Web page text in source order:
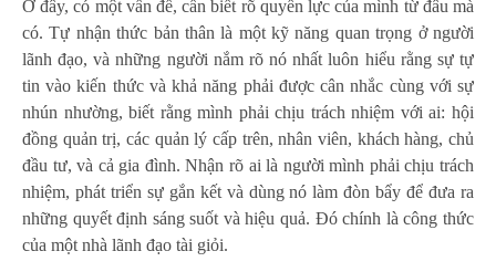
Ở đây, có một vấn đề, cần biết rõ quyền lực của mình từ đâu mà
có. Tự nhận thức bản thân là một kỹ năng quan trọng ở người
lãnh đạo, và những người nắm rõ nó nhất luôn hiểu rằng sự tự
tin vào kiến thức và khả năng phải được cân nhắc cùng với sự
nhún nhường, biết rằng mình phải chịu trách nhiệm với ai: hội
đồng quản trị, các quản lý cấp trên, nhân viên, khách hàng, chủ
đầu tư, và cả gia đình. Nhận rõ ai là người mình phải chịu trách
nhiệm, phát triển sự gắn kết và dùng nó làm đòn bẩy để đưa ra
những quyết định sáng suốt và hiệu quả. Đó chính là công thức
của một nhà lãnh đạo tài giỏi.